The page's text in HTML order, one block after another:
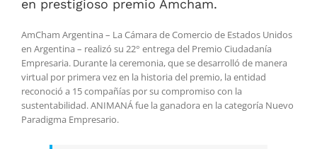
en prestigioso premio Amcham.
AmCham Argentina – La Cámara de Comercio de Estados Unidos
en Argentina – realizó su 22° entrega del Premio Ciudadanía
Empresaria. Durante la ceremonia, que se desarrolló de manera
virtual por primera vez en la historia del premio, la entidad
reconoció a 15 compañías por su compromiso con la
sustentabilidad. ANIMANÁ fue la ganadora en la categoría Nuevo
Paradigma Empresario.